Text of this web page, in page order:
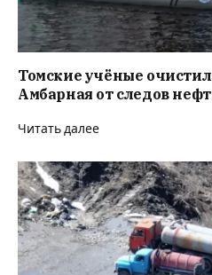
Томские учёные
Амбарная от следов
Читать далее